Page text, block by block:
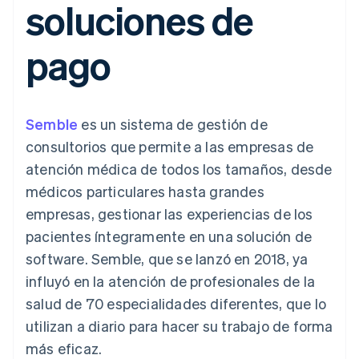
Métodos de
pago
Acceso a más
Terminal
Pagos en
Boost
de aceptación
Link
compra
acelerado
Financial
Connections
Datos de ctas.
financieras
Automatización
contable
de datos
Más
Ver lo que viene
Gestión del dinero
Plataformas
SaaS
Empresas de IA
Economía de los
creadores
Hostelería, viajes y ocio
Medios de
comunicación y
entretenimiento
Organizaciones sin
fines de lucro
Servicios
profesionales
Gestionar
suscripciones
Ofrecer cobro por
servicios con agentes
Recursos
Integraciones de
aplicaciones
Ejemplos de código
Blog de
desarrolladores
Estado de la API
Empresa
Hoja de ruta del
Stripe Press
Contacta con ventas
Conviértete en socio
soluciones de
pago
Semble es un sistema de gestión de
consultorios que permite a las empresas de
atención médica de todos los tamaños, desde
médicos particulares hasta grandes
empresas, gestionar las experiencias de los
pacientes íntegramente en una solución de
software. Semble, que se lanzó en 2018, ya
influyó en la atención de profesionales de la
salud de 70 especialidades diferentes, que lo
utilizan a diario para hacer su trabajo de forma
más eficaz.